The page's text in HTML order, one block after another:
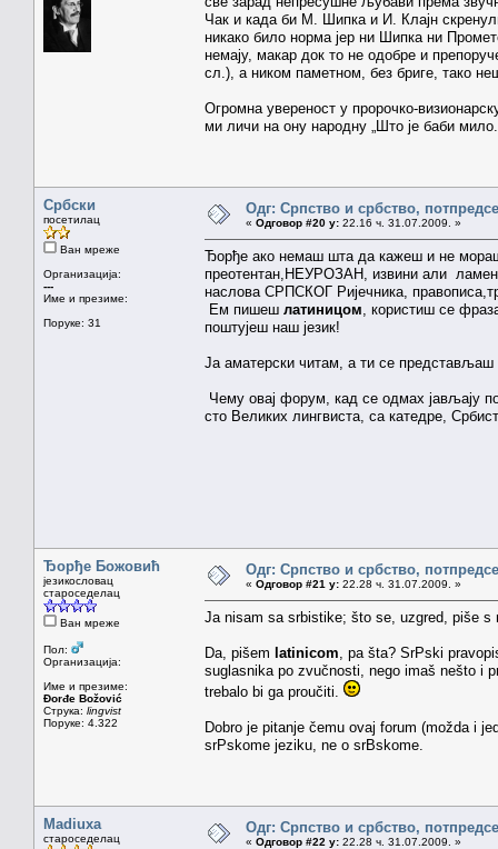
Чак и када би М. Шипка и И. Клајн
никако било норма јер ни Шипка ни
немају, макар док то не одобре и
сл.), а ником паметном, без бриге, тако
Огромна увереност у пророчко-
ми личи на ону народну „Што је баби
Србски
посетилац
Ван мреже
Организација:
---
Име и презиме:
Поруке: 31
Одг: Српство и србство,
« Одговор #20 у: 22.16 ч. 31.07.2009. »
Ђорђе ако немаш шта да кажеш и не
преотентан,НЕУРОЗАН, извини али
наслова СРПСКОГ Ријечника,
Ем пишеш латиницом , користиш се
поштујеш наш језик!
Ја аматерски читам, а ти се представљаш
Чему овај форум, кад се одмах јављају
сто Великих лингвиста, са катедре,
Ђорђе Божовић
језикословац
староседелац
Ван мреже
Пол:
Организација:
Име и презиме:
Đorđe Božović
Струка: lingvist
Поруке: 4.322
Одг: Српство и србство,
« Одговор #21 у: 22.28 ч. 31.07.2009. »
Ja nisam sa srbistike; što se, uzgred, piše s
Da, pišem latinicom , pa šta? SrPski
suglasnika po zvučnosti, nego imaš nešto i
trebalo bi ga proučiti.
Dobro je pitanje čemu ovaj forum (možda i
srPskome jeziku, ne o srBskome.
Madiuxa
староседелац
Одг: Српство и србство,
« Одговор #22 у: 22.28 ч. 31.07.2009. »